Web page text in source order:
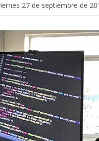
27 de septiembre de